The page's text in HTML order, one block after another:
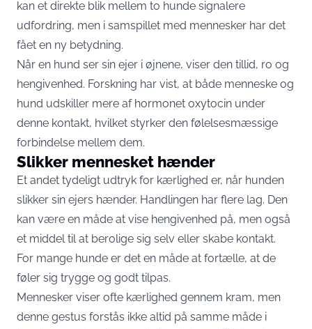
kan et direkte blik mellem to hunde signalere
udfordring, men i samspillet med mennesker har det
fået en ny betydning.
Når en hund ser sin ejer i øjnene, viser den tillid, ro og
hengivenhed. Forskning har vist, at både menneske og
hund udskiller mere af hormonet oxytocin under
denne kontakt, hvilket styrker den følelsesmæssige
forbindelse mellem dem.
Slikker mennesket hænder
Et andet tydeligt udtryk for kærlighed er, når hunden
slikker sin ejers hænder. Handlingen har flere lag. Den
kan være en måde at vise hengivenhed på, men også
et middel til at berolige sig selv eller skabe kontakt.
For mange hunde er det en måde at fortælle, at de
føler sig trygge og godt tilpas.
Mennesker viser ofte kærlighed gennem kram, men
denne gestus forstås ikke altid på samme måde i